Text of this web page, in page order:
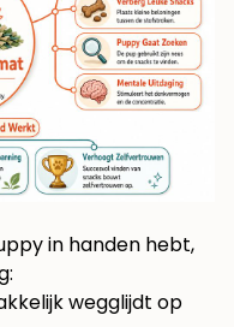
in handen hebt,
wegglijdt op